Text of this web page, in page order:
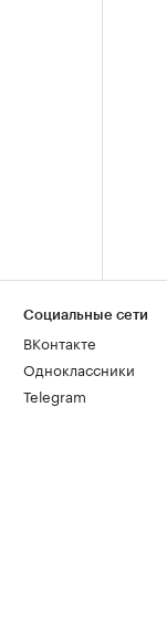
Социальные сети
ВКонтакте
Одноклассники
Telegram